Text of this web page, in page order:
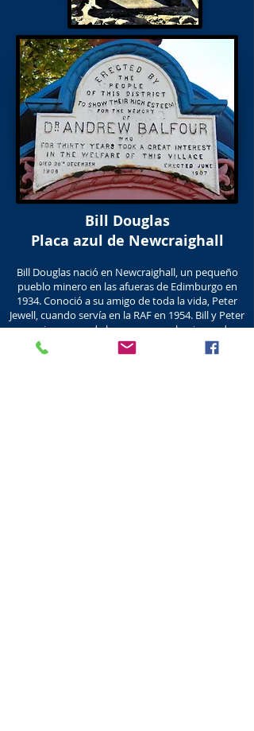
Bill Douglas
Placa azul de Newcraighall
Bill Douglas nació en Newcraighall, un pequeño
pueblo minero en las afueras de Edimburgo en
1934. Conoció a su amigo de toda la vida, Peter
Jewell, cuando servía en la RAF en 1954. Bill y Peter
reunieron una de las mayores colecciones de
recuerdos cinematográficos de Europa. La
colección ahora se encuentra en el Museo del